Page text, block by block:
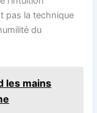
pas la technique
du
les mains